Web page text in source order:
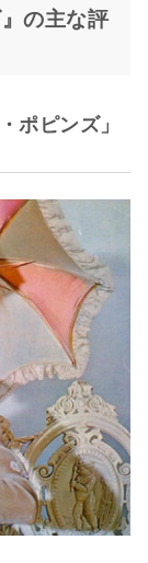
の主な評
ポピンズ」